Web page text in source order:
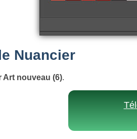
Nuancier
Art nouveau (6).